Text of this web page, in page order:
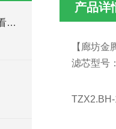
想知道液压滤芯的保养方式就看过来吧
产品详
【廊坊
滤芯型号